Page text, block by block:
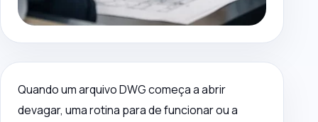
Quando um arquivo DWG começa a abrir
devagar, uma rotina para de funcionar ou a